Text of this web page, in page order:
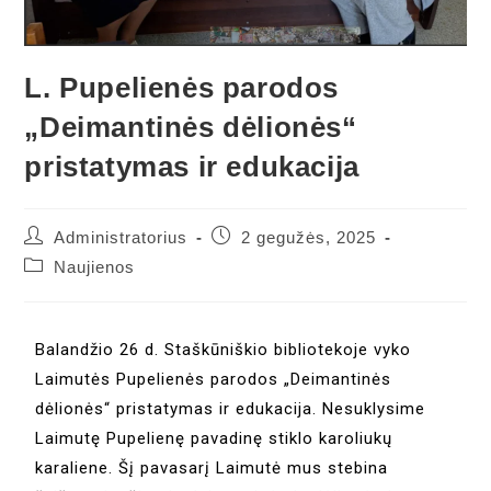
L. Pupelienės parodos
„Deimantinės dėlionės“
pristatymas ir edukacija
Administratorius
2 gegužės, 2025
Naujienos
Balandžio 26 d. Staškūniškio bibliotekoje vyko
Laimutės Pupelienės parodos „Deimantinės
dėlionės“ pristatymas ir edukacija. Nesuklysime
Laimutę Pupelienę pavadinę stiklo karoliukų
karaliene. Šį pavasarį Laimutė mus stebina